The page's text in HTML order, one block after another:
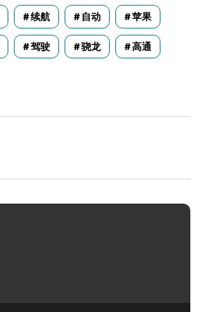
续航 自动 苹果
驾驶 骁龙 高通